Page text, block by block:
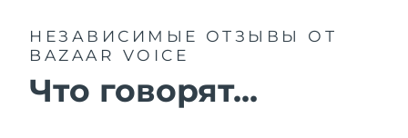
НЕЗАВИСИМЫЕ ОТЗЫВЫ
ОТ
BAZAAR VOICE
Что говорят...